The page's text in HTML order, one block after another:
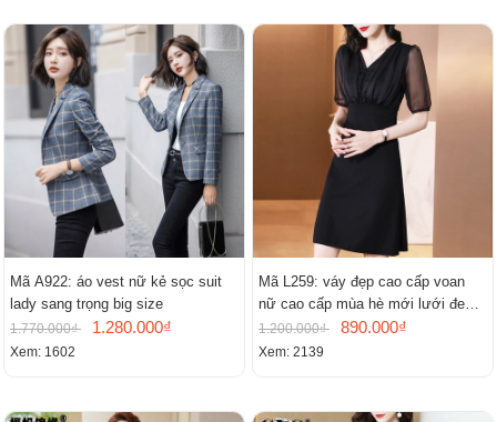
Mã A922: áo vest nữ kẻ sọc suit
lady sang trọng big size
1.770.000₫ 1.280.000₫
Xem: 1602
Mã L259: váy đẹp cao cấp voan
nữ cao cấp mùa hè mới lưới đen
cao cấp khí chất nhỏ tay ngắn
1.200.000₫ 890.000₫
Xem: 2139